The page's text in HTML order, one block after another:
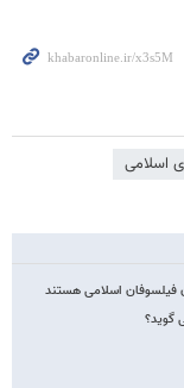
اسلامی
فیلسوفان اسلامی هستند
گوید؟